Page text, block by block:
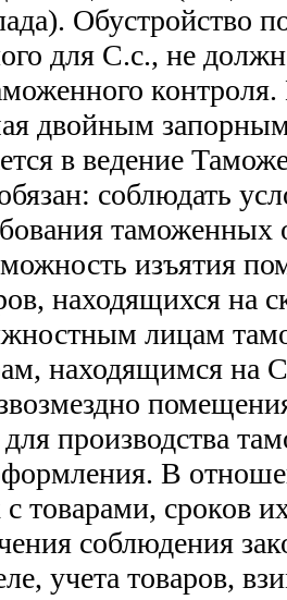
Обустройство
для С.с., не
двойным
в ведение
соблюдать
таможенных
изъятия
находящихся на
лицам
находящимся на
для производства
В
товарами, сроков
соблюдения
учета товаров,